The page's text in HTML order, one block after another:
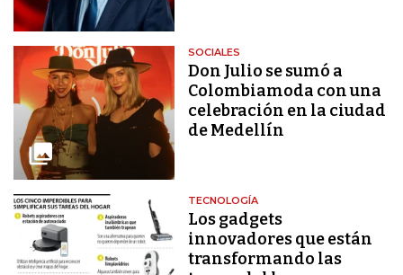
SOCIALES
Don Julio se sumó a
Colombiamoda con una
celebración en la ciudad
de Medellín
TECNOLOGÍA
Los gadgets
innovadores que están
transformando las